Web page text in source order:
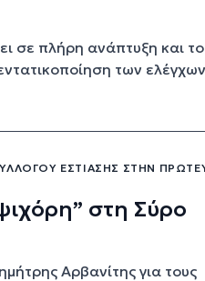
σε πλήρη ανάπτυξη και το
των
ΕΣΤΊΑΣΗΣ ΣΤΗΝ
στη Σύρο
Αρβανίτης για τους